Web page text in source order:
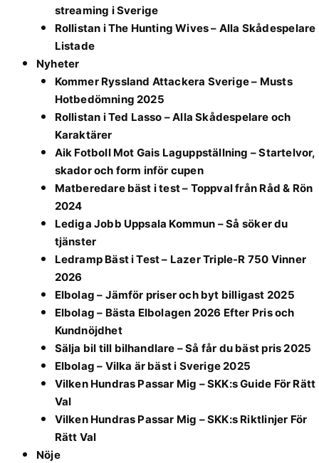
streaming i Sverige
Rollistan i The Hunting Wives – Alla Skådespelare
Listade
Nyheter
Kommer Ryssland Attackera Sverige – Musts
Hotbedömning 2025
Rollistan i Ted Lasso – Alla Skådespelare och
Karaktärer
Aik Fotboll Mot Gais Laguppställning – Startelvor,
skador och form inför cupen
Matberedare bäst i test – Toppval från Råd & Rön
2024
Lediga Jobb Uppsala Kommun – Så söker du
tjänster
Ledramp Bäst i Test – Lazer Triple-R 750 Vinner
2026
Elbolag – Jämför priser och byt billigast 2025
Elbolag – Bästa Elbolagen 2026 Efter Pris och
Kundnöjdhet
Sälja bil till bilhandlare – Så får du bäst pris 2025
Elbolag – Vilka är bäst i Sverige 2025
Vilken Hundras Passar Mig – SKK:s Guide För Rätt
Val
Vilken Hundras Passar Mig – SKK:s Riktlinjer För
Rätt Val
Nöje